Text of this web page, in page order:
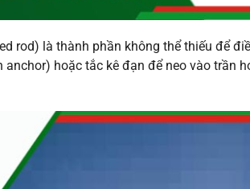
rod) là thành phần không thể thiếu để
anchor) hoặc tắc kê đạn để neo vào trần